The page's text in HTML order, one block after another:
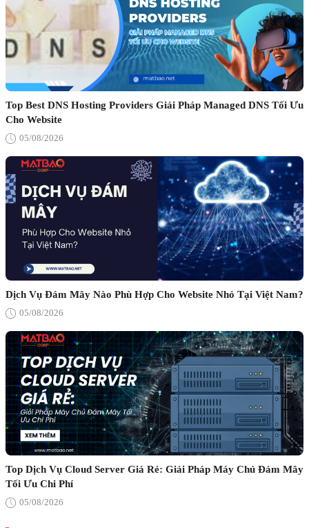
Top Best DNS Hosting Providers Giải Pháp Managed DNS Tối Ưu
Cho Website
05/08/2026
Dịch Vụ Đám Mây Nào Phù Hợp Cho Website Nhỏ Tại Việt Nam?
05/08/2026
Top Dịch Vụ Cloud Server Giá Rẻ: Giải Pháp Máy Chủ Đám Mây
Tối Ưu Chi Phí
05/08/2026